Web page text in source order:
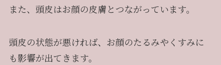
また、頭皮はお顔の皮膚とつながっています。
頭皮の状態が悪ければ、お顔のたるみやくすみに
も影響が出てきます。